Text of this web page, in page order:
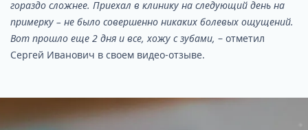
гораздо сложнее. Приехал в клинику на следующий день на
примерку – не было совершенно никаких болевых ощущений.
Вот прошло еще 2 дня и все, хожу с зубами, – отметил
Сергей Иванович в своем видео-отзыве.